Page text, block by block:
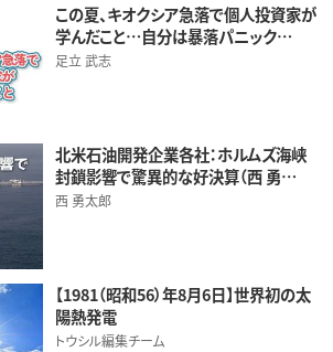
この夏、キオクシア急落で個人投資家が
学んだこと…自分は暴落パニック…
足立 武志
北米石油開発企業各社：ホルムズ海峡
封鎖影響で驚異的な好決算（西 勇…
西 勇太郎
【1981（昭和56）年8月6日】世界初の太
陽熱発電
トウシル編集チーム